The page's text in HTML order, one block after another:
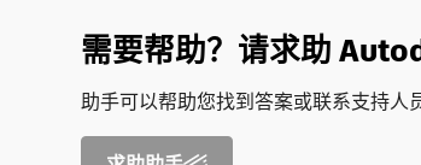
需要帮助？请求助
助手可以帮助您找到答案或联系支持人